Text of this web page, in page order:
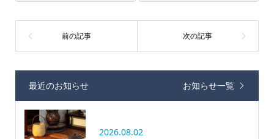
最近のお知らせ お知らせ一覧
2026.08.02